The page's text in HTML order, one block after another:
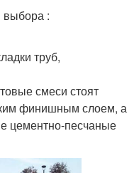
:
труб,
смеси стоят
финишным слоем, а
цементно-песчаные